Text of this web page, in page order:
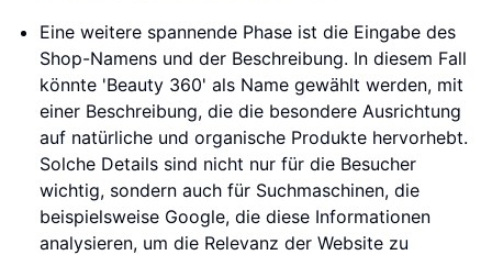
Eine weitere spannende Phase ist die Eingabe des
Shop-Namens und der Beschreibung. In diesem Fall
könnte 'Beauty 360' als Name gewählt werden, mit
einer Beschreibung, die die besondere Ausrichtung
auf natürliche und organische Produkte hervorhebt.
Solche Details sind nicht nur für die Besucher
wichtig, sondern auch für Suchmaschinen, die
beispielsweise Google, die diese Informationen
analysieren, um die Relevanz der Website zu